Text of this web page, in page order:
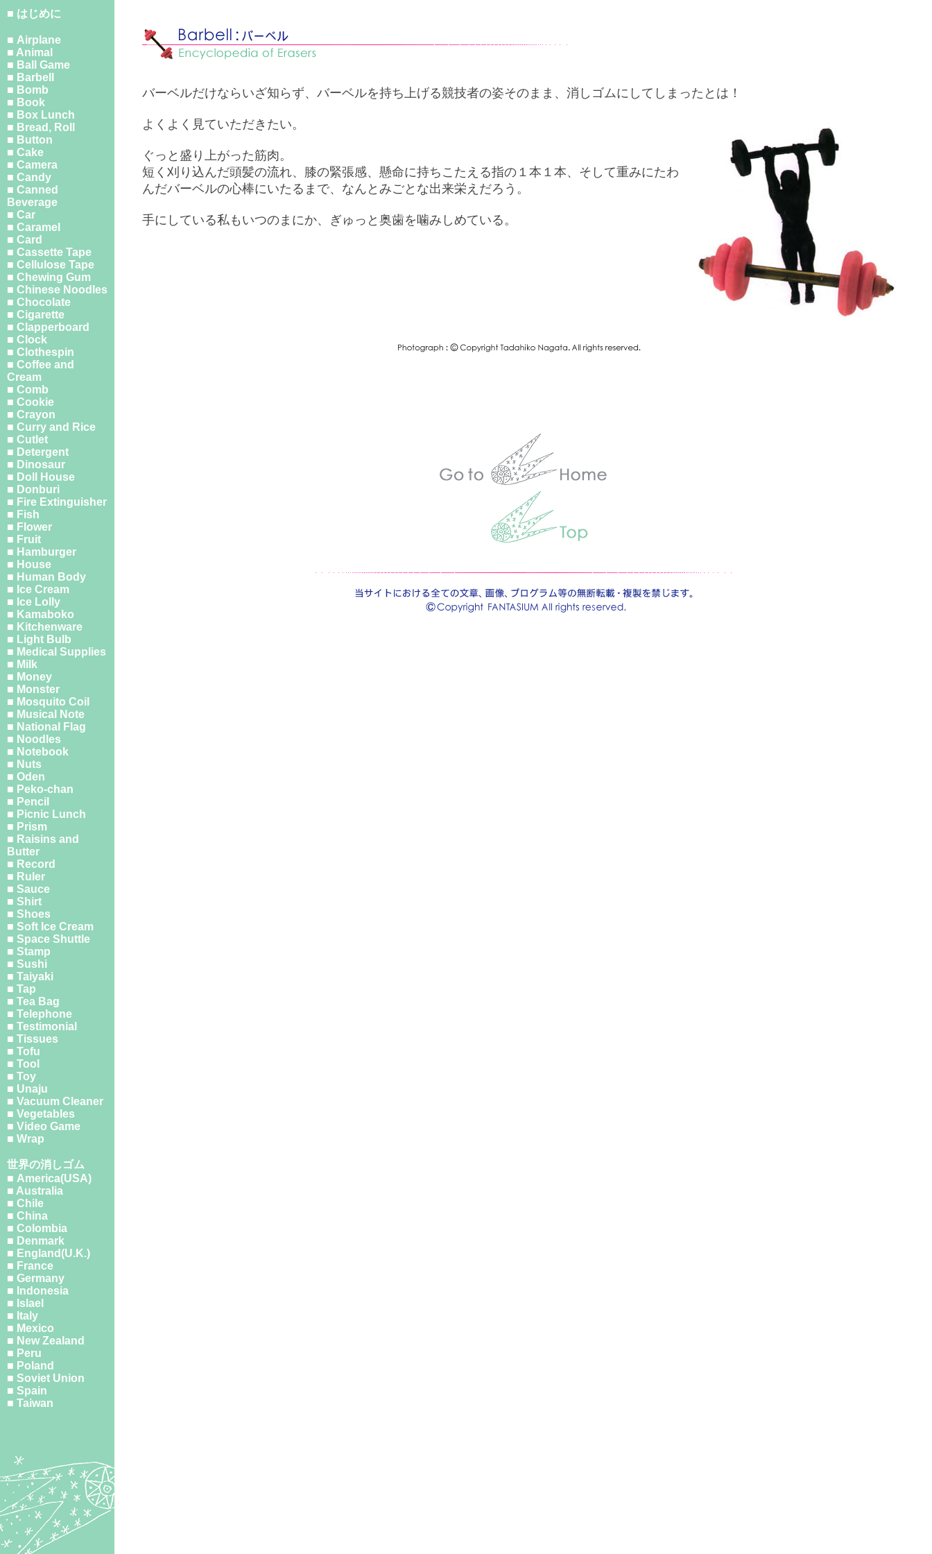
■ はじめに
■ Airplane
■ Animal
■ Ball Game
■ Barbell
■ Bomb
■ Book
■ Box Lunch
■ Bread, Roll
■ Button
■ Cake
■ Camera
■ Candy
■ Canned
Beverage
■ Car
■ Caramel
■ Card
■ Cassette Tape
■ Cellulose Tape
■ Chewing Gum
■ Chinese Noodles
■ Chocolate
■ Cigarette
■ Clapperboard
■ Clock
■ Clothespin
■ Coffee and
Cream
■ Comb
■ Cookie
■ Crayon
■ Curry and Rice
■ Cutlet
■ Detergent
■ Dinosaur
■ Doll House
■ Donburi
■ Fire Extinguisher
■ Fish
■ Flower
■ Fruit
■ Hamburger
■ House
■ Human Body
■ Ice Cream
■ Ice Lolly
■ Kamaboko
■ Kitchenware
■ Light Bulb
■ Medical Supplies
■ Milk
■ Money
■ Monster
■ Mosquito Coil
■ Musical Note
■ National Flag
■ Noodles
■ Notebook
■ Nuts
■ Oden
■ Peko-chan
■ Pencil
■ Picnic Lunch
■ Prism
■ Raisins and
Butter
■ Record
■ Ruler
■ Sauce
■ Shirt
■ Shoes
■ Soft Ice Cream
■ Space Shuttle
■ Stamp
■ Sushi
■ Taiyaki
■ Tap
■ Tea Bag
■ Telephone
■ Testimonial
■ Tissues
■ Tofu
■ Tool
■ Toy
■ Unaju
■ Vacuum Cleaner
■ Vegetables
■ Video Game
■ Wrap
世界の消しゴム
■ America(USA)
■ Australia
■ Chile
■ China
■ Colombia
■ Denmark
■ England(U.K.)
■ France
■ Germany
■ Indonesia
■ Islael
■ Italy
■ Mexico
■ New Zealand
■ Peru
■ Poland
■ Soviet Union
■ Spain
■ Taiwan
バーベルだけならいざ知らず、バーベルを持ち上げる競技者の姿そのまま、消しゴムにしてしまったとは！
よくよく見ていただきたい。
ぐっと盛り上がった筋肉。
短く刈り込んだ頭髪の流れ、膝の緊張感、懸命に持ちこたえる指の１本１本、そして重みにたわ
んだバーベルの心棒にいたるまで、なんとみごとな出来栄えだろう。
手にしている私もいつのまにか、ぎゅっと奥歯を噛みしめている。